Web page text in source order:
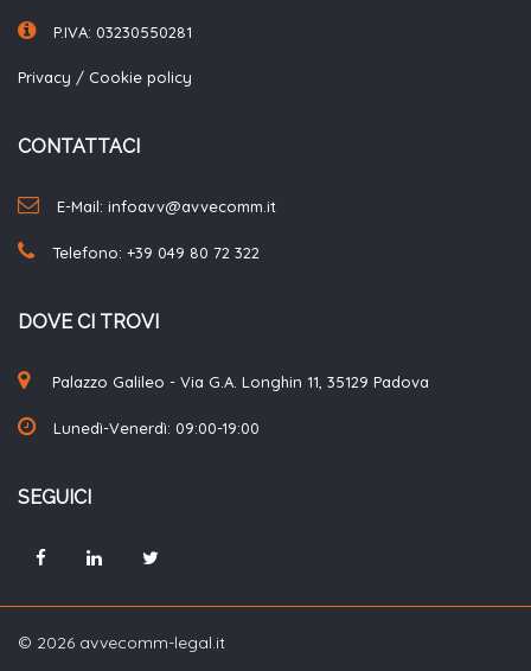
P.IVA: 03230550281
Privacy / Cookie policy
CONTATTACI
E-Mail: infoavv@avvecomm.it
Telefono: +39 049 80 72 322
DOVE CI TROVI
Palazzo Galileo - Via G.A. Longhin 11, 35129 Padova
Lunedì-Venerdì: 09:00-19:00
SEGUICI
© 2026 avvecomm-legal.it